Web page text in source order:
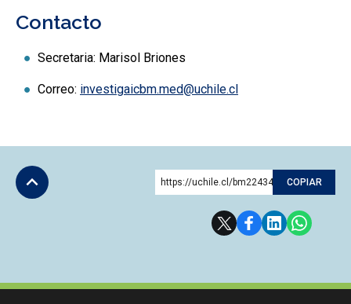
Contacto
Secretaria: Marisol Briones
Correo: investigaicbm.med@uchile.cl
https://uchile.cl/bm224341 COPIAR